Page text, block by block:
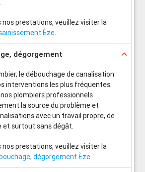
prestations, veuillez visiter la
Èze.
keyboard_arrow_up
dégorgement
le débouchage de canalisation
interventions les plus fréquentes.
plombiers professionnels
la source du problème et
avec un travail propre, de
et surtout sans dégât.
prestations, veuillez visiter la
dégorgement Èze.